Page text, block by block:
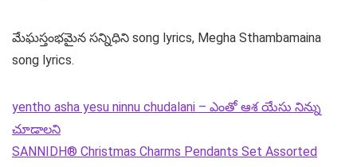
మేఘస్తంభమైన సన్నిధిని song lyrics, Megha Sthambamaina
song lyrics.
yentho asha yesu ninnu chudalani – ఎంతో ఆశ యేసు నిన్ను
చూడాలని
SANNIDH® Christmas Charms Pendants Set Assorted